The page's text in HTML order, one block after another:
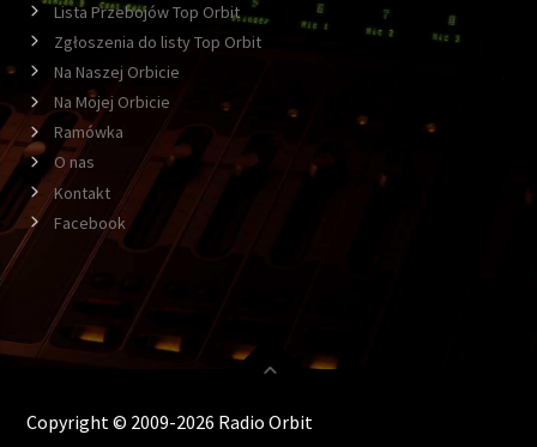
Lista Przebojów Top Orbit
Zgłoszenia do listy Top Orbit
Na Naszej Orbicie
Na Mojej Orbicie
Ramówka
O nas
Kontakt
Facebook
Copyright © 2009-2026 Radio Orbit